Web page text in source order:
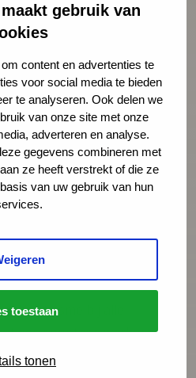
gebruik van
content en advertenties te
voor social media te bieden
te analyseren. Ook delen we
van onze site met onze
adverteren en analyse.
gegevens combineren met
ze heeft verstrekt of die ze
van uw gebruik van hun
toestaan
tonen
en mogelijkheden
van het innovatieatelier lag
en hun introducees op het
toolbox waar alle
om het tekort aan
aan te
zijn.
bij alle
een spontane werkgroep
zich voor opgaven. Alle